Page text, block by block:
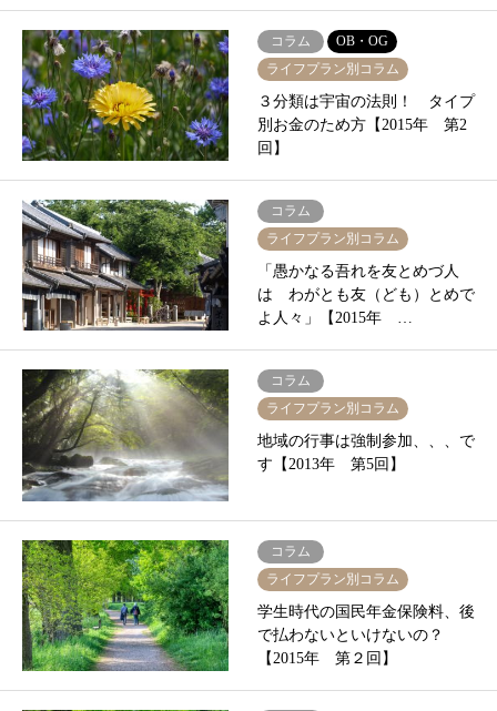
コラム
OB・OG
ライフプラン別コラム
３分類は宇宙の法則！ タイプ
別お金のため方【2015年 第2
回】
コラム
ライフプラン別コラム
「愚かなる吾れを友とめづ人
は わがとも友（ども）とめで
よ人々」【2015年 …
コラム
ライフプラン別コラム
地域の行事は強制参加、、、で
す【2013年 第5回】
コラム
ライフプラン別コラム
学生時代の国民年金保険料、後
で払わないといけないの？
【2015年 第２回】